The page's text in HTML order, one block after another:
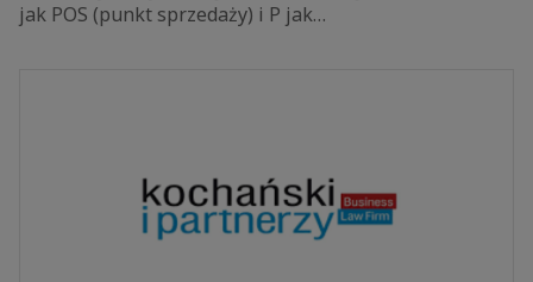
jak POS (punkt sprzedaży) i P jak…